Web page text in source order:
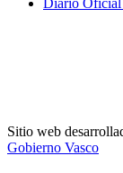
Sitio web
Gobierno Vasco